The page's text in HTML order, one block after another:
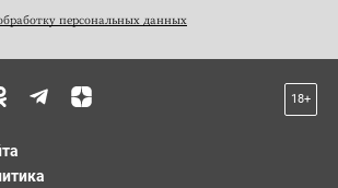
персональных данных
18+